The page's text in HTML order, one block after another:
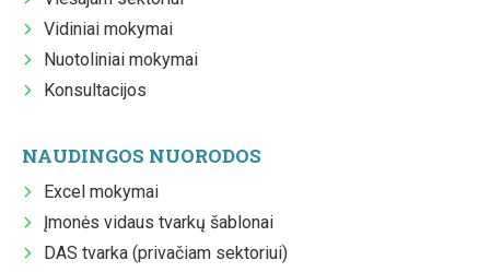
Vidiniai mokymai
Nuotoliniai mokymai
Konsultacijos
NAUDINGOS NUORODOS
Excel mokymai
Įmonės vidaus tvarkų šablonai
DAS tvarka (privačiam sektoriui)